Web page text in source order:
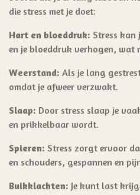
die stress met je doet:
Hart en bloeddruk: Stress
en je bloeddruk verhogen, wat
Weerstand: Als je lang
omdat je afweer verzwakt.
Slaap: Door stress slaap je
en prikkelbaar wordt.
Spieren: Stress zorgt ervoor
en schouders, gespannen en
Buikklachten: Je kunt last